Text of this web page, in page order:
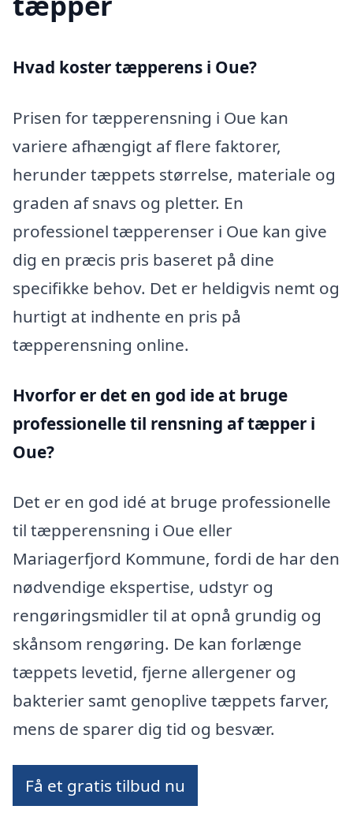
Hvad koster tæpperens i Oue?
Prisen for tæpperensning i Oue kan
variere afhængigt af flere faktorer,
herunder tæppets størrelse, materiale og
graden af snavs og pletter. En
professionel tæpperenser i Oue kan give
dig en præcis pris baseret på dine
specifikke behov. Det er heldigvis nemt og
hurtigt at indhente en pris på
tæpperensning online.
Hvorfor er det en god ide at bruge
professionelle til rensning af tæpper i
Oue?
Det er en god idé at bruge professionelle
til tæpperensning i Oue eller
Mariagerfjord Kommune, fordi de har den
nødvendige ekspertise, udstyr og
rengøringsmidler til at opnå grundig og
skånsom rengøring. De kan forlænge
tæppets levetid, fjerne allergener og
bakterier samt genoplive tæppets farver,
mens de sparer dig tid og besvær.
Få et gratis tilbud nu